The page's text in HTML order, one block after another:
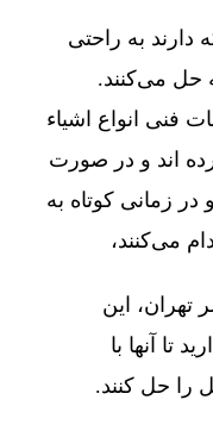
به راحتی
حل می‌کنند.
فنی انواع اشیاء
اند و در صورت
زمانی کوتاه به
می‌کنند،
تهران، این
تا آنها با
را حل کنند.